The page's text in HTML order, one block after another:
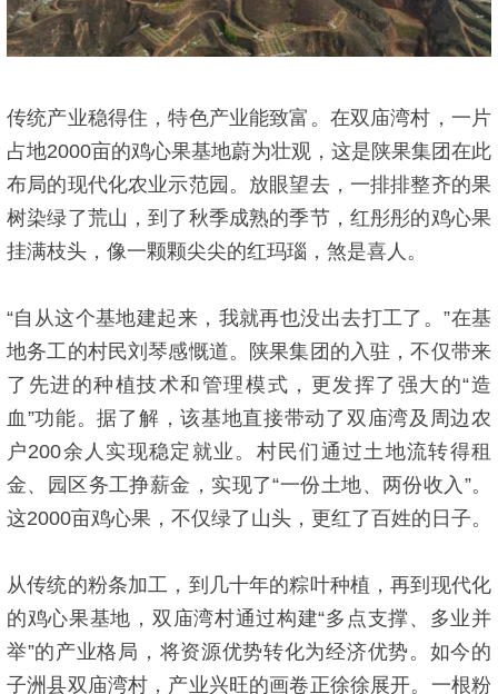
传统产业稳得住，特色产业能致富。在双庙湾村，一片
占地2000亩的鸡心果基地蔚为壮观，这是陕果集团在此
布局的现代化农业示范园。放眼望去，一排排整齐的果
树染绿了荒山，到了秋季成熟的季节，红彤彤的鸡心果
挂满枝头，像一颗颗尖尖的红玛瑙，煞是喜人。
“自从这个基地建起来，我就再也没出去打工了。”在基
地务工的村民刘琴感慨道。陕果集团的入驻，不仅带来
了先进的种植技术和管理模式，更发挥了强大的“造
血”功能。据了解，该基地直接带动了双庙湾及周边农
户200余人实现稳定就业。村民们通过土地流转得租
金、园区务工挣薪金，实现了“一份土地、两份收入”。
这2000亩鸡心果，不仅绿了山头，更红了百姓的日子。
从传统的粉条加工，到几十年的粽叶种植，再到现代化
的鸡心果基地，双庙湾村通过构建“多点支撑、多业并
举”的产业格局，将资源优势转化为经济优势。如今的
子洲县双庙湾村，产业兴旺的画卷正徐徐展开。一根粉